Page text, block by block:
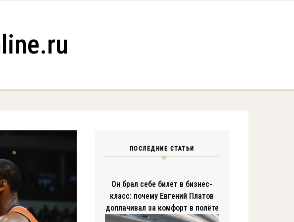
ПОСЛЕДНИЕ СТАТЬИ
Он брал себе билет в бизнес-
класс: почему Евгений Платов
доплачивал за комфорт в полёте